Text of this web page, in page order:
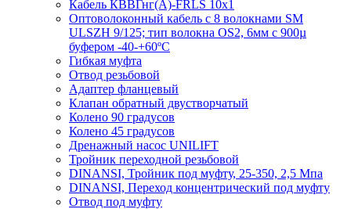
Кабель КВВГнг(А)-FRLS 10х1
Оптоволоконный кабель с 8 волокнами SM
ULSZH 9/125; тип волокна OS2, 6мм с 900µ
буфером -40-+60ºC
Гибкая муфта
Отвод резьбовой
Адаптер фланцевый
Клапан обратный двустворчатый
Колено 90 градусов
Колено 45 градусов
Дренажный насос UNILIFT
Тройник переходной резьбовой
DINANSI, Тройник под муфту, 25-350, 2,5 Мпа
DINANSI, Переход концентрический под муфту
Отвод под муфту